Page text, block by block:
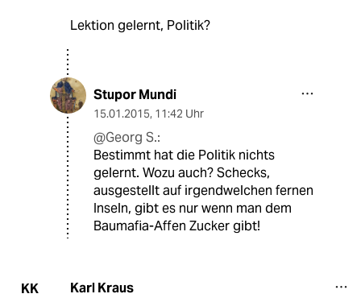
Lektion gelernt, Politik?
Stupor Mundi
15.01.2015, 11:42 Uhr
@Georg S.:
Bestimmt hat die Politik nichts
gelernt. Wozu auch? Schecks,
ausgestellt auf irgendwelchen fernen
Inseln, gibt es nur wenn man dem
Baumafia-Affen Zucker gibt!
KK Karl Kraus